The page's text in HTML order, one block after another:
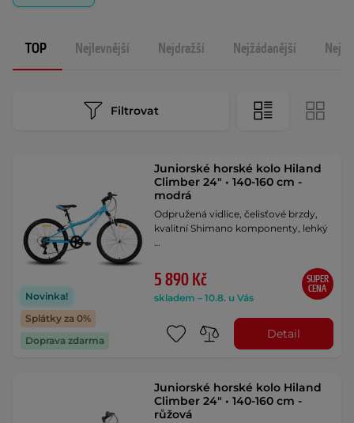
TOP Nejlevnější Nejdražší Nejžádanější
Filtrovat
Novinka!
Splátky za 0%
Doprava zdarma
Juniorské horské kolo Hiland
Climber 24" • 140-160 cm -
modrá
Odpružená vidlice, čelisťové brzdy,
kvalitní Shimano komponenty, lehký
…
5 890 Kč
skladem – 10.8. u Vás
SUPER
CENA
Detail
Juniorské horské kolo Hiland
Climber 24" • 140-160 cm -
růžová